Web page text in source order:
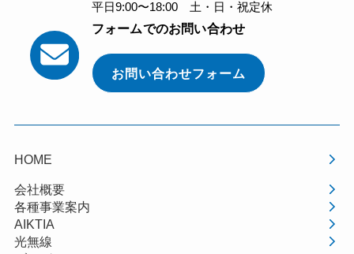
平日9:00〜18:00 土・日・祝定休
フォームでのお問い合わせ
お問い合わせフォーム
HOME
会社概要
各種事業案内
AIKTIA
光無線